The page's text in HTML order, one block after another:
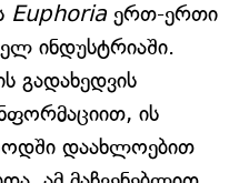
Euphoria ერთ-ერთი
ინდუსტრიაში.
გადახედვის
ის
დაახლოებით